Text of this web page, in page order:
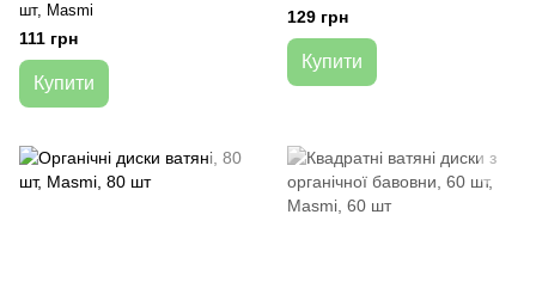
шт, Masmi
111 грн
Купити
129 грн
Купити